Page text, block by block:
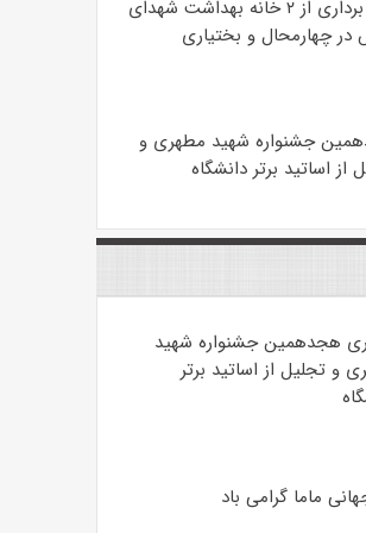
بهره ‌برداری از ۲ خانه بهداشت شهدای
در چهارمحال و بختیاری
جشنواره شهید مطهری و
از اساتید برتر دانشگاه
هجدهمین جشنواره شهید
و تجلیل از اساتید برتر
ماما گرامی باد